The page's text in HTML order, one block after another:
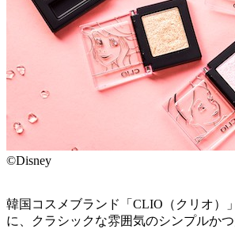
©Disney
韓国コスメブランド「CLIO（クリオ）
に、クラシックな雰囲気のシンプルか